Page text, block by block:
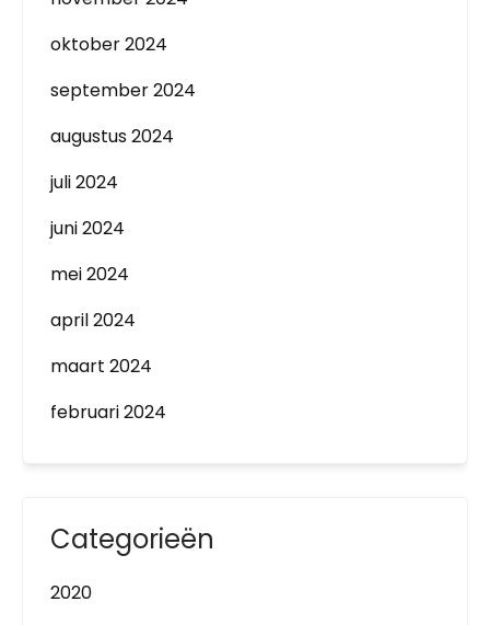
oktober 2024
september 2024
augustus 2024
juli 2024
juni 2024
mei 2024
april 2024
maart 2024
februari 2024
Categorieën
2020